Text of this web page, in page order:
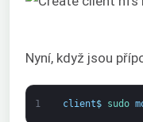
Nyní, když jsou
1 client$ sudo